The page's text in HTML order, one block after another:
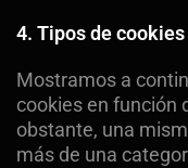
4. Tipos de
Mostramos a
cookies en función
obstante, una
más de una